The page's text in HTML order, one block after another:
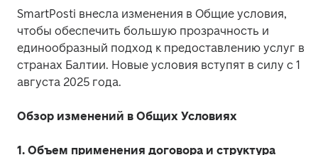
SmartPosti внесла изменения в Общие условия,
чтобы обеспечить большую прозрачность и
единообразный подход к предоставлению услуг в
странах Балтии. Новые условия вступят в силу с 1
августа 2025 года.
Обзор изменений в Общих Условиях